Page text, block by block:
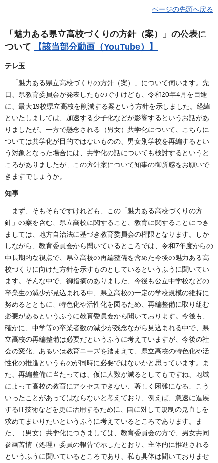
ページの先頭へ戻る
「魅力ある県立高校づくりの方針（案）」の公表に
ついて
【該当部分動画（YouTube）】
テレ玉
「魅力ある県立高校づくりの方針（案）」について伺います。先
日、県教育委員会が発表したものですけども、令和20年4月を目途
に、最大19校県立高校を削減する案という方針を示しました。経緯
といたしましては、加速する少子化などが影響するというお話があ
りましたが、一方で懸念される（男女）共学化について、こちらに
ついては共学化が目的ではないものの、男女別学校を再編するとい
う対象となった場合には、共学化の話についても検討するというと
ころがありましたが、この方針案について知事の御所感をお願いで
きますでしょうか。
知事
まず、そもそもですけれども、この「魅力ある高校づくりの方
針」の案を含む、県立高校に関すること、教育に関することにつき
ましては、地方自治法に基づき教育委員会の権限となります。しか
しながら、教育委員会から聞いているところでは、令和7年度からの
中長期的な視点で、県立高校の再編整備を含めた今後の魅力ある高
校づくりに向けた方針を示すものとしているというふうに聞いてい
ます。そんな中で、御指摘のありました、今後も公立中学校などの
卒業生の減少が見込まれる中、県立高校の一定の学校規模の維持に
努めるとともに、特色化や活性化を図るため、再編整備に取り組む
必要があるというふうに教育委員会から聞いております。今後も、
確かに、中学等の卒業者数の減少が残念ながら見込まれる中で、県
立高校の再編整備は必要だというふうに考えていますが、今後の社
会の変化、あるいは教育ニーズを踏まえて、県立高校の特色化や活
性化の推進というものが同時に必要ではないかと思っています。ま
た、再編整備に当たっては、仮に人数が減るとしてもですね、地域
によって高校の教育にアクセスできない、著しく困難になる、こう
いったことがあってはならないと考えており、例えば、急速に進展
するIT技術などを更に活用するために、国に対して規制の見直しを
求めてまいりたいというふうに考えているところであります。ま
た、（男女）共学化につきましては、教育委員会の方で、男女共同
参画苦情（処理）委員の報告で示したとおり、主体的に推進される
というふうに聞いているところであり、私も具体は聞いておりませ